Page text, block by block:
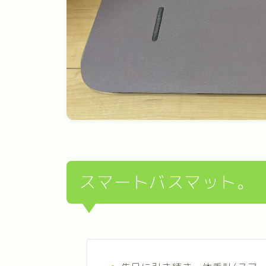
スマートバスマット。